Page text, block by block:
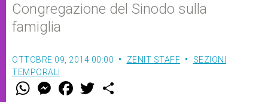
Congregazione del Sinodo sulla
famiglia
OTTOBRE 09, 2014 00:00 ZENIT STAFF
SEZIONI
TEMPORALI
W M
e
F
a w